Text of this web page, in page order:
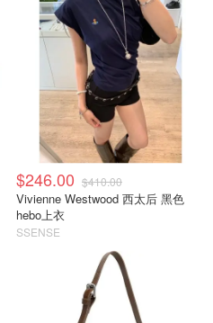
$246.00 $410.00
Vivienne Westwood 西太后 黑色
hebo上衣
SSENSE